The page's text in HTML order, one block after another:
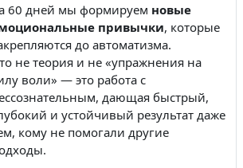
60 дней мы формируем новые
привычки, которые
до автоматизма.
не теория и не «упражнения на
воли» — это работа с
дающая быстрый,
и устойчивый результат даже
кому не помогали другие